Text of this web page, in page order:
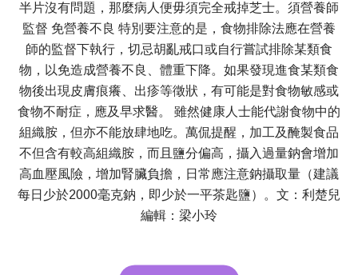
半片沒有問題，那麼病人便毋須完全戒掉芝士。須營養師
監督 免營養不良 特別要注意的是，食物排除法應在營養
師的監督下執行，切忌胡亂戒口或自行嘗試排除某類食
物，以免造成營養不良、體重下降。如果發現進食某類食
物後出現皮膚痕癢、出疹等徵狀，有可能是對食物敏感或
食物不耐症，應及早求醫。 雖然健康人士能代謝食物中的
組織胺，但亦不能放肆地吃。萬侃提醒，加工及醃製食品
不但含有較高組織胺，而且鹽分偏高，攝入過量鈉會增加
高血壓風險，增加腎臟負擔，日常應注意鈉攝取量（建議
每日少於2000毫克鈉，即少於一平茶匙鹽）。文：利楚兒
編輯：梁小玲